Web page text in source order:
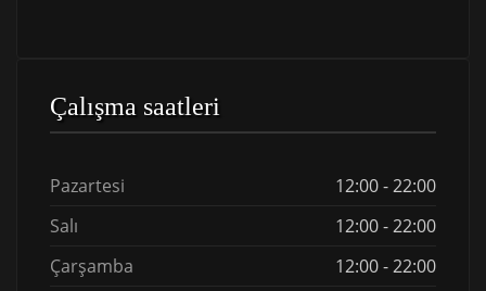
Çalışma saatleri
Pazartesi
12:00 - 22:00
Salı
12:00 - 22:00
Çarşamba
12:00 - 22:00